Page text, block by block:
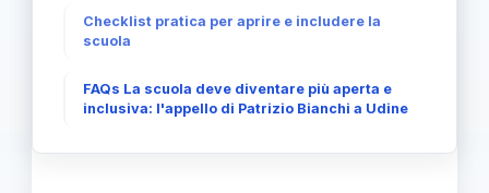
Checklist pratica per aprire e includere la
scuola
FAQs La scuola deve diventare più aperta e
inclusiva: l'appello di Patrizio Bianchi a Udine